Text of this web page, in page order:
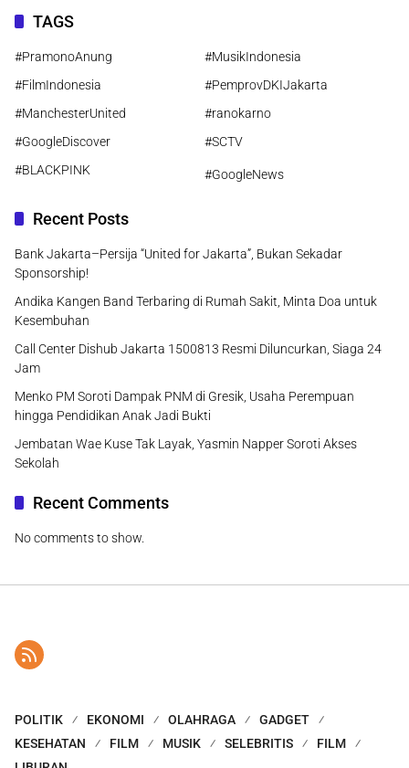
TAGS
#PramonoAnung
#MusikIndonesia
#FilmIndonesia
#PemprovDKIJakarta
#ManchesterUnited
#ranokarno
#GoogleDiscover
#SCTV
#BLACKPINK
#GoogleNews
Recent Posts
Bank Jakarta–Persija “United for Jakarta”, Bukan Sekadar
Sponsorship!
Andika Kangen Band Terbaring di Rumah Sakit, Minta Doa untuk
Kesembuhan
Call Center Dishub Jakarta 1500813 Resmi Diluncurkan, Siaga 24
Jam
Menko PM Soroti Dampak PNM di Gresik, Usaha Perempuan
hingga Pendidikan Anak Jadi Bukti
Jembatan Wae Kuse Tak Layak, Yasmin Napper Soroti Akses
Sekolah
Recent Comments
No comments to show.
POLITIK EKONOMI OLAHRAGA
GADGET
KESEHATAN
FILM MUSIK SELEBRITIS
FILM